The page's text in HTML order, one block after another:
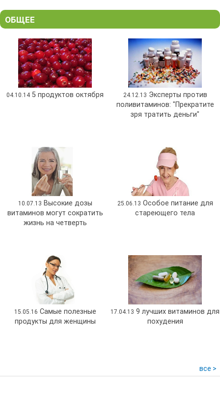
ОБЩЕЕ
04.10.145 продуктов октября 24.12.13 Эксперты против
поливитаминов: "Прекратите
зря тратить деньги"
10.07.13 Высокие дозы
витаминов могут сократить
жизнь на четверть
25.06.13 Особое питание для
стареющего тела
15.05.16 Самые полезные
продукты для женщины
17.04.13 9 лучших витаминов для
похудения
все >